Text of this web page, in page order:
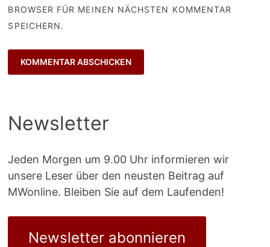
BROWSER FÜR MEINEN NÄCHSTEN KOMMENTAR
SPEICHERN.
Newsletter
Jeden Morgen um 9.00 Uhr informieren wir
unsere Leser über den neusten Beitrag auf
MWonline. Bleiben Sie auf dem Laufenden!
Newsletter abonnieren